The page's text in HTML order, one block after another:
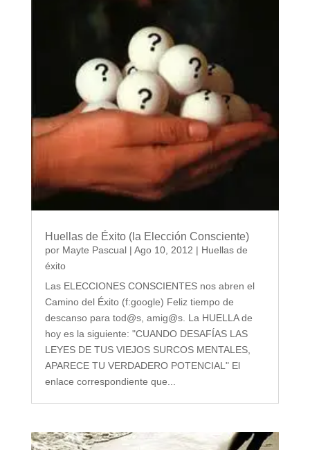
Huellas de Éxito (la Elección Consciente)
por Mayte Pascual| Ago 10, 2012 | Huellas de
éxito
Las ELECCIONES CONSCIENTES nos abren el
Camino del Éxito (f:google) Feliz tiempo de
descanso para tod@s, amig@s. La HUELLA de
hoy es la siguiente: "CUANDO DESAFÍAS LAS
LEYES DE TUS VIEJOS SURCOS MENTALES,
APARECE TU VERDADERO POTENCIAL" El
enlace correspondiente que...